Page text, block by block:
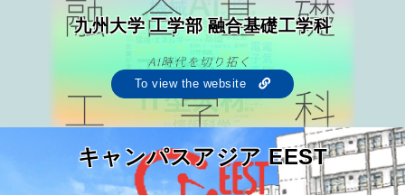
九州大学 工学部 融合基礎工学科
To view the website
キャンパスアジア EEST